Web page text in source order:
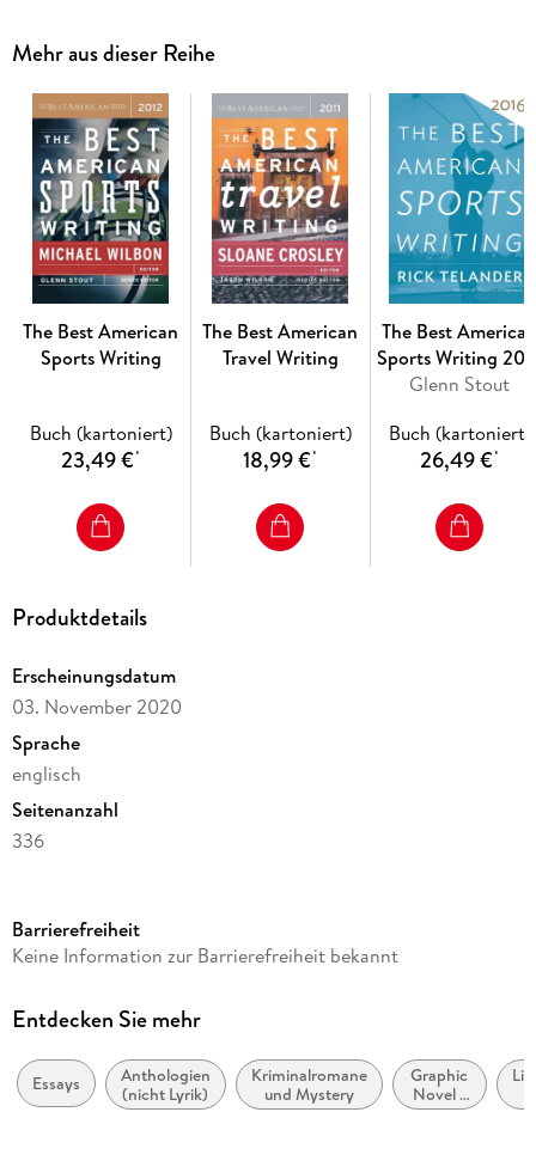
father's confrontation of his son's illness, to a divorcé e's
transcendent experience with strangers, to a bartender
grieving the tragic loss of a friend, these stories are a master
class not just in essay writing but in empathy, artfully
imbuing moments of hardship with understanding and that
elusive grace.
The Best American 2020 Essays includes RABIH
ALAMEDDINE • BARBARA EHRENREICH • LESLIE JAMISON
JAMAICA KINCAID • ALEX MARZANO-LESNEVICH • A. O.
SCOTT • JERALD WALKER • STEPHANIE POWELL WATTS
and others
Mehr aus dieser Reihe
The Best American
Sports Writing
Buch (kartoniert)
23,49 €*
The Best American
Travel Writing
Buch (kartoniert)
18,99 €*
The Best
Sports Writing
(2016)
Glenn Stout
Buch (kartoniert)
26,49 €*
Produktdetails
Erscheinungsdatum
03. November 2020
Sprache
englisch
Seitenanzahl
336
Autor/Autorin
Verlag/Hersteller
Produktart
kartoniert
Barrierefreiheit
Keine Information zur Barrierefreiheit bekannt
Entdecken Sie mehr
Essays
Anthologien
(nicht Lyrik)
Kriminalromane
und Mystery
Graphic
Novel /
Comic /